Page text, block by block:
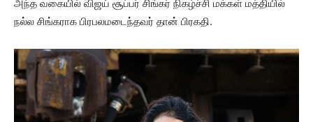
அந்த வகையில் விஜய் சூப்பர் சிங்கர் நிகழ்ச்சி மக்கள் மத்தியில்
நல்ல சிங்கராக பிரபலமடைந்தவர் தான் பிரகதி.